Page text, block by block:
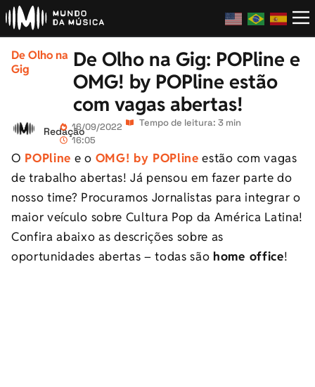
De Olho na
Gig
De Olho na Gig: POPline e
OMG! by POPline estão
com vagas abertas!
Redação16/09/2022
16:05
Tempo de leitura: 3 min
O POPline e o OMG! by POPline estão com vagas
de trabalho abertas! Já pensou em fazer parte do
nosso time? Procuramos Jornalistas para integrar o
maior veículo sobre Cultura Pop da América Latina!
Confira abaixo as descrições sobre as
oportunidades abertas – todas são home office!